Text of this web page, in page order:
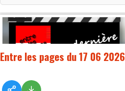
Entre les pages du 17 06 2026